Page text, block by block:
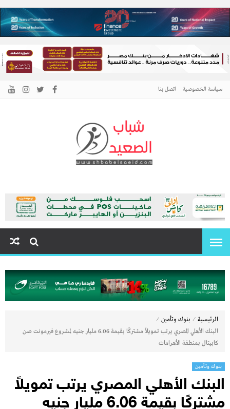
سياسة الخصوصية اتصل بنا
شباب الصعيد
الرئيسية ⁄ بنوك وتأمين ⁄
البنك الأهلي المصري يرتب تمويلاً مشتركًا بقيمة 6.06 مليار جنيه لمشروع فيرمونت صن
كابيتال بمنطقة الأهرامات
بنوك وتأمين
البنك الأهلي المصري يرتب تمويلاً
مشتركًا بقيمة 6.06 مليار جنيه